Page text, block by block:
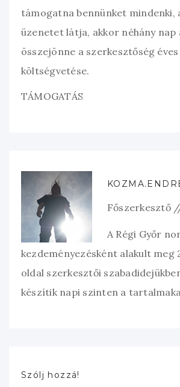
támogatna bennünket mindenki,
üzenetet látja, akkor néhány nap
összejönne a szerkesztőség éves
költségvetése.
TÁMOGATÁS
Főszerkesztő
A Régi Győr
kezdeményezésként alakult meg
oldal szerkesztői
készítik napi szinten a
Szólj hozzá!